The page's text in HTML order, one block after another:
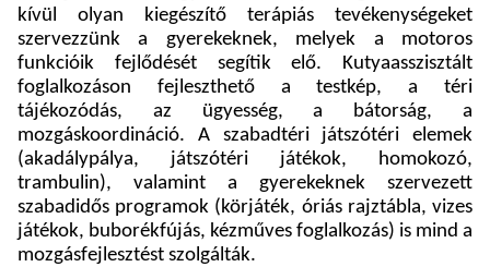
kívül olyan kiegészítő terápiás tevékenységeket
szervezzünk a gyerekeknek, melyek a motoros
funkcióik fejlődését segítik elő. Kutyaasszisztált
foglalkozáson fejleszthető a testkép, a téri
tájékozódás, az ügyesség, a bátorság, a
mozgáskoordináció. A szabadtéri játszótéri elemek
(akadálypálya, játszótéri játékok, homokozó,
trambulin), valamint a gyerekeknek szervezett
szabadidős programok (körjáték, óriás rajztábla, vizes
játékok, buborékfújás, kézműves foglalkozás) is mind a
mozgásfejlesztést szolgálták.